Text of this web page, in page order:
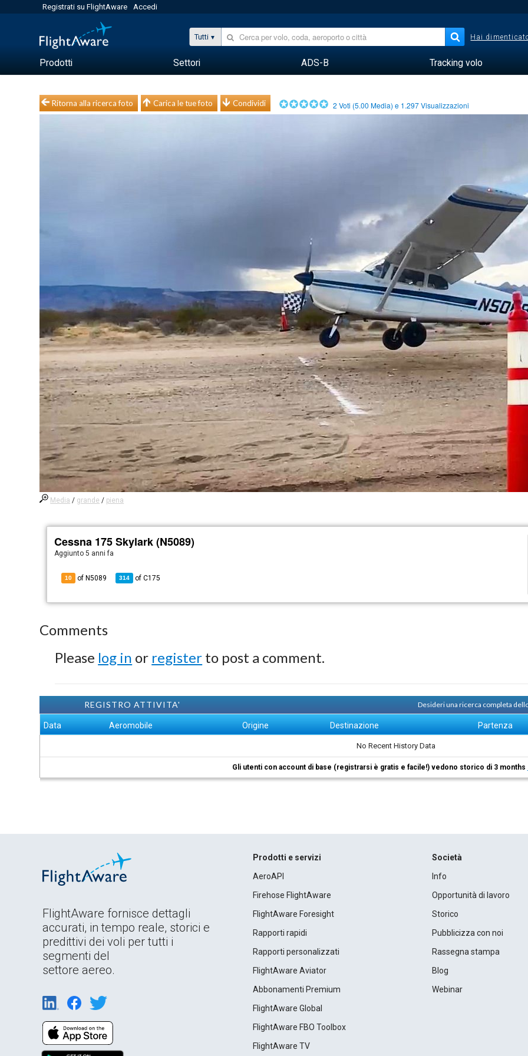
Registrati su FlightAware Accedi
Tutti Hai
Prodotti Settori ADS-B Tracking volo
Ritorna alla ricerca foto Carica le tue foto Condividi 2 Voti (5.00 Media) e 1.297Visualizzazioni
Media / grande / piena
Cessna 175 Skylark (N5089)
Aggiunto5 anni fa
10 of N5089 314 ofC175
Comments
Please log in or register to post a comment.
REGISTRO ATTIVITA' Desideri una ricerca completa
Data Aeromobile Origine Destinazione Partenza
No Recent History Data
Gli utenti con account di base (registrarsi è gratis e facile!) vedono storico di 3 months
FlightAware fornisce dettagli
accurati, in tempo reale, storici e
predittivi dei voli per tutti i
segmenti del
settore aereo.
Prodotti e servizi
AeroAPI
Firehose FlightAware
FlightAware Foresight
Rapporti rapidi
Rapporti personalizzati
FlightAware Aviator
Abbonamenti Premium
FlightAware Global
FlightAware FBO Toolbox
FlightAware TV
Società
Info
Opportunità di lavoro
Storico
Pubblicizza con noi
Rassegna stampa
Blog
Webinar